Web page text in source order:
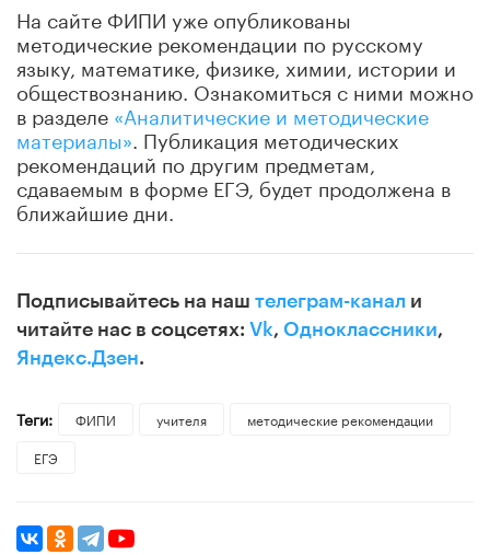
На сайте ФИПИ уже опубликованы
методические рекомендации по русскому
языку, математике, физике, химии, истории и
обществознанию. Ознакомиться с ними можно
в разделе «Аналитические и методические
материалы» . Публикация методических
рекомендаций по другим предметам,
сдаваемым в форме ЕГЭ, будет продолжена в
ближайшие дни.
Подписывайтесь на наш телеграм-канал и
читайте нас в соцсетях: Vk, Одноклассники,
Яндекс.Дзен.
Теги: ФИПИ учителя
методические рекомендации
ЕГЭ